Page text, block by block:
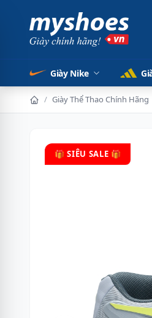
Giày Nike
/ Giày Thể Thao Chính Hãng
🎁 SIÊU SALE 🎁